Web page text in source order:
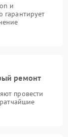
и
гарантирует
ремонт
провести